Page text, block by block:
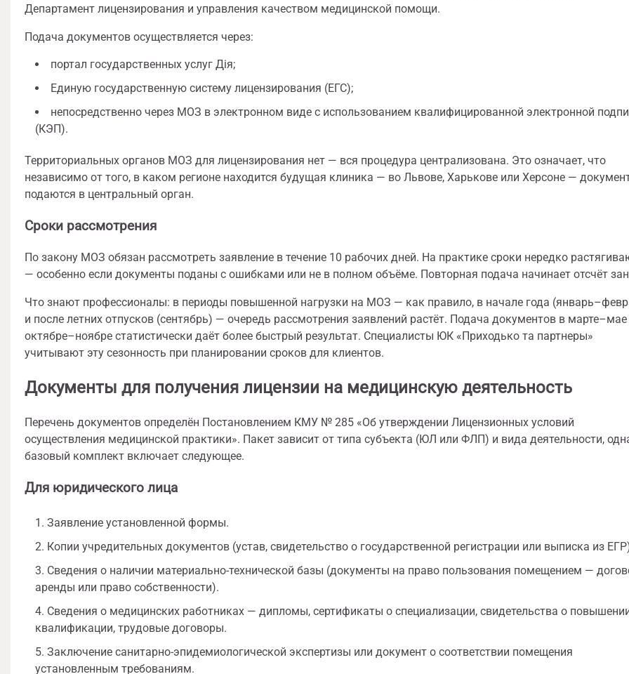
Департамент лицензирования и управления качеством медицинской помощи.
Подача документов осуществляется через:
портал государственных услуг Дія;
Единую государственную систему лицензирования (ЕГС);
непосредственно через МОЗ в электронном виде с использованием квалифицированной электронной
(КЭП).
Территориальных органов МОЗ для лицензирования нет — вся процедура централизована. Это означает, что
независимо от того, в каком регионе находится будущая клиника — во Львове, Харькове или Херсоне —
подаются в центральный орган.
Сроки рассмотрения
По закону МОЗ обязан рассмотреть заявление в течение 10 рабочих дней. На практике сроки нередко
— особенно если документы поданы с ошибками или не в полном объёме. Повторная подача начинает отсчёт
Что знают профессионалы: в периоды повышенной нагрузки на МОЗ — как правило, в начале года
и после летних отпусков (сентябрь) — очередь рассмотрения заявлений растёт. Подача документов в марте–мае
октябре–ноябре статистически даёт более быстрый результат. Специалисты ЮК «Приходько та партнеры»
учитывают эту сезонность при планировании сроков для клиентов.
Документы для получения лицензии на медицинскую деятельность
Перечень документов определён Постановлением КМУ № 285 «Об утверждении Лицензионных условий
осуществления медицинской практики». Пакет зависит от типа субъекта (ЮЛ или ФЛП) и вида деятельности,
базовый комплект включает следующее.
Для юридического лица
Заявление установленной формы.
Копии учредительных документов (устав, свидетельство о государственной регистрации или выписка из
Сведения о наличии материально-технической базы (документы на право пользования помещением —
аренды или право собственности).
Сведения о медицинских работниках — дипломы, сертификаты о специализации, свидетельства о
квалификации, трудовые договоры.
Заключение санитарно-эпидемиологической экспертизы или документ о соответствии помещения
установленным требованиям.